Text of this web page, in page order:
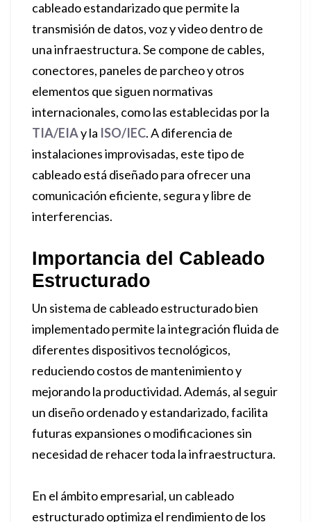
cableado estandarizado que permite la
transmisión de datos, voz y video dentro de
una infraestructura. Se compone de cables,
conectores, paneles de parcheo y otros
elementos que siguen normativas
internacionales, como las establecidas por la
TIA/EIAy la ISO/IEC. A diferencia de
instalaciones improvisadas, este tipo de
cableado está diseñado para ofrecer una
comunicación eficiente, segura y libre de
interferencias.
Importancia del Cableado
Estructurado
Un sistema de cableado estructurado bien
implementado permite la integración fluida de
diferentes dispositivos tecnológicos,
reduciendo costos de mantenimiento y
mejorando la productividad. Además, al seguir
un diseño ordenado y estandarizado, facilita
futuras expansiones o modificaciones sin
necesidad de rehacer toda la infraestructura.
En el ámbito empresarial, un cableado
estructurado optimiza el rendimiento de los